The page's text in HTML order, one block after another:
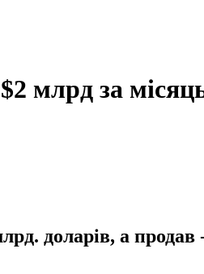
млрд за
доларів, а продав